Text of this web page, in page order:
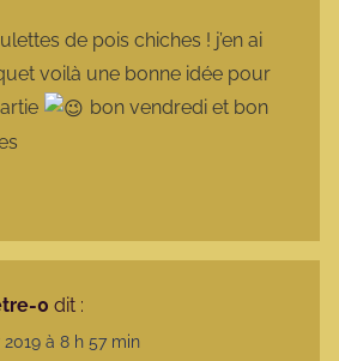
de pois chiches ! j’en ai
voilà une bonne idée pour
bon vendredi et bon
0 dit :
à 8 h 57 min